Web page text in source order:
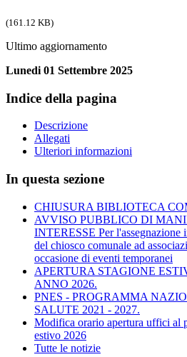
(161.12 KB)
Ultimo aggiornamento
Lunedi 01 Settembre 2025
Indice della pagina
Descrizione
Allegati
Ulteriori informazioni
In questa sezione
CHIUSURA BIBLIOTECA
AVVISO PUBBLICO DI
INTERESSE Per l'assegnazione
del chiosco comunale ad
occasione di eventi temporanei
APERTURA STAGIONE
ANNO 2026.
PNES - PROGRAMMA
SALUTE 2021 - 2027.
Modifica orario apertura uffici al
estivo 2026
Tutte le notizie